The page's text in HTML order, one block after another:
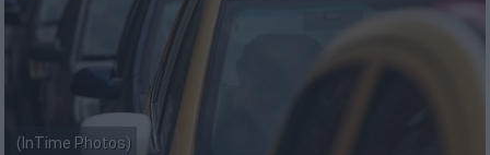
(InTime Photos)